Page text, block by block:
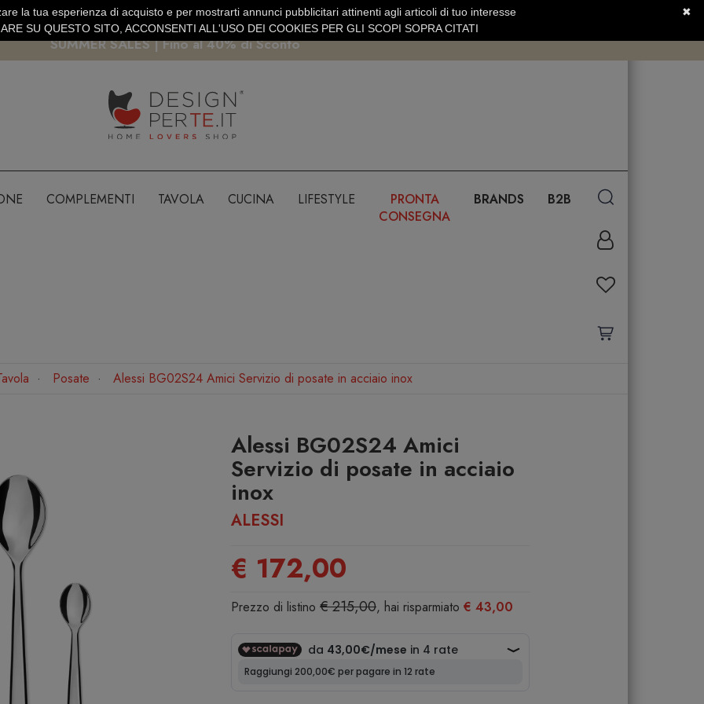
PAGAMENTO SICURO PAYPAL · CARTA DI CREDITO SERVIZIO CLIENTI +39.0773.470.562
SUMMER SALES | Fino al 40% di Sconto
COMPLEMENTI TAVOLA CUCINA LIFESTYLE
PRONTA
CONSEGNA
BRANDS B2B
Posate Alessi BG02S24 Amici Servizio di posate in acciaio inox
Alessi BG02S24 Amici
Servizio di posate in acciaio
inox
ALESSI
€ 172,00
Prezzo di listino € 215,00, hai risparmiato € 43,00
✖
la tua esperienza di acquisto e per mostrarti annunci pubblicitari attinenti agli articoli di tuo interesse
SU QUESTO SITO, ACCONSENTI ALL'USO DEI COOKIES PER GLI SCOPI SOPRA CITATI